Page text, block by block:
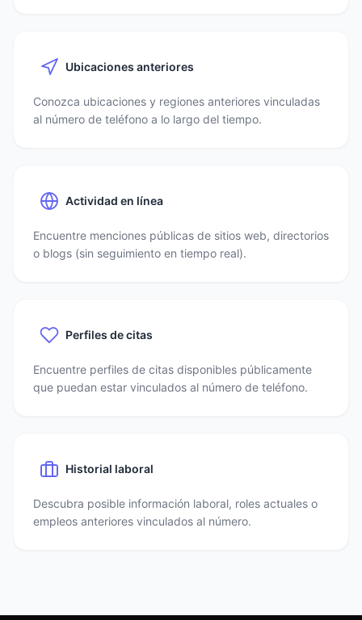
Ubicaciones anteriores
Conozca ubicaciones y regiones anteriores vinculadas
al número de teléfono a lo largo del tiempo.
Actividad en línea
Encuentre menciones públicas de sitios web, directorios
o blogs (sin seguimiento en tiempo real).
Perfiles de citas
Encuentre perfiles de citas disponibles públicamente
que puedan estar vinculados al número de teléfono.
Historial laboral
Descubra posible información laboral, roles actuales o
empleos anteriores vinculados al número.